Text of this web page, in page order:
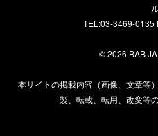
TEL:03-3469-0135
©2026 BAB
本サイトの掲載内容（画像、文章等
製、転載、転用、改変等